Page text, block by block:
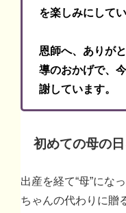
を楽しみにしてい
恩師へ、ありが
導のおかげで、
謝しています。
初めての母の
出産を経て“母”にな
ちゃんの代わりに贈